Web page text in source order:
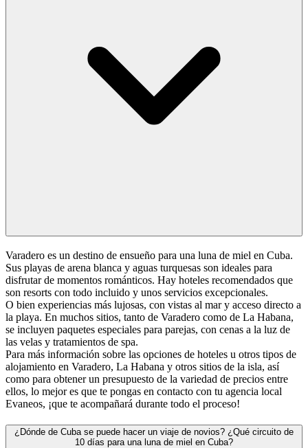
Varadero es un destino de ensueño para una luna de miel en Cuba.
Sus playas de arena blanca y aguas turquesas son ideales para
disfrutar de momentos románticos. Hay hoteles recomendados que
son resorts con todo incluido y unos servicios excepcionales.
O bien experiencias más lujosas, con vistas al mar y acceso directo a
la playa. En muchos sitios, tanto de Varadero como de La Habana,
se incluyen paquetes especiales para parejas, con cenas a la luz de
las velas y tratamientos de spa.
Para más información sobre las opciones de hoteles u otros tipos de
alojamiento en Varadero, La Habana y otros sitios de la isla, así
como para obtener un presupuesto de la variedad de precios entre
ellos, lo mejor es que te pongas en contacto con tu agencia local
Evaneos, ¡que te acompañará durante todo el proceso!
¿Dónde de Cuba se puede hacer un viaje de novios? ¿Qué circuito de
10 días para una luna de miel en Cuba?